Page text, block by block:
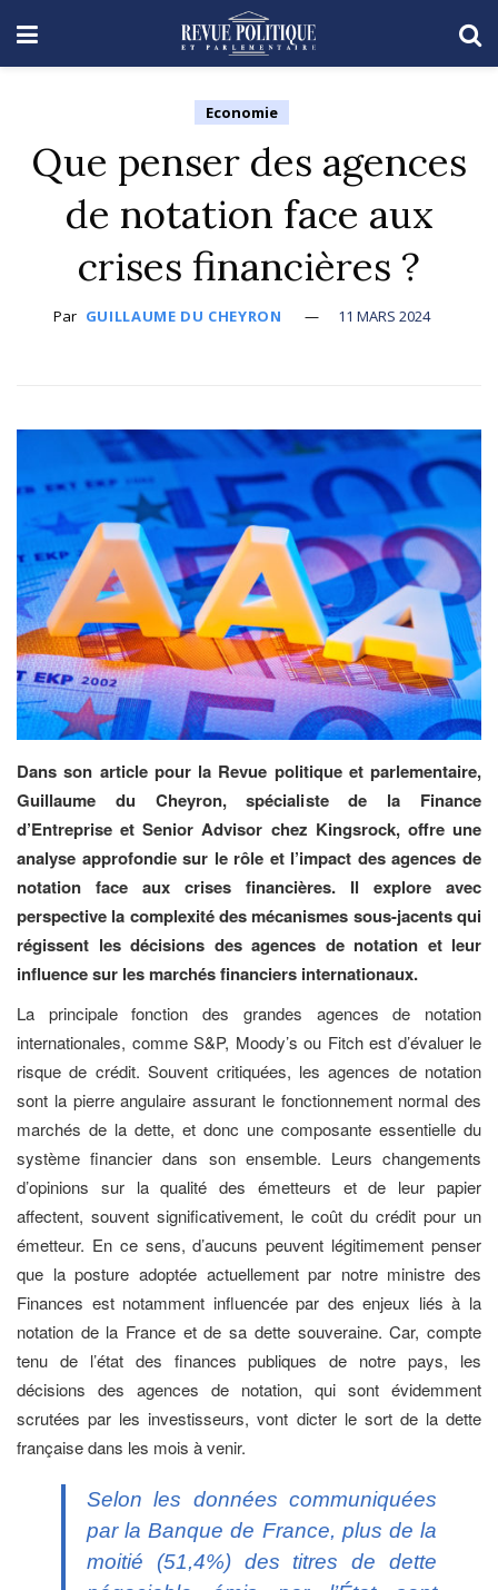
Economie
Que penser des agences
de notation face aux
crises financières ?
Par GUILLAUME DU CHEYRON 11 MARS 2024
Dans son article pour la Revue politique et parlementaire,
Guillaume du Cheyron, spécialiste de la Finance
d’Entreprise et Senior Advisor chez Kingsrock, offre une
analyse approfondie sur le rôle et l’impact des agences de
notation face aux crises financières. Il explore avec
perspective la complexité des mécanismes sous-jacents qui
régissent les décisions des agences de notation et leur
influence sur les marchés financiers internationaux.
La principale fonction des grandes agences de notation
internationales, comme S&P, Moody’s ou Fitch est d’évaluer le
risque de crédit. Souvent critiquées, les agences de notation
sont la pierre angulaire assurant le fonctionnement normal des
marchés de la dette, et donc une composante essentielle du
système financier dans son ensemble. Leurs changements
d’opinions sur la qualité des émetteurs et de leur papier
affectent, souvent significativement, le coût du crédit pour un
émetteur. En ce sens, d’aucuns peuvent légitimement penser
que la posture adoptée actuellement par notre ministre des
Finances est notamment influencée par des enjeux liés à la
notation de la France et de sa dette souveraine. Car, compte
tenu de l’état des finances publiques de notre pays, les
décisions des agences de notation, qui sont évidemment
scrutées par les investisseurs, vont dicter le sort de la dette
française dans les mois à venir.
Selon les données communiquées
par la Banque de France, plus de la
moitié (51,4%) des titres de dette